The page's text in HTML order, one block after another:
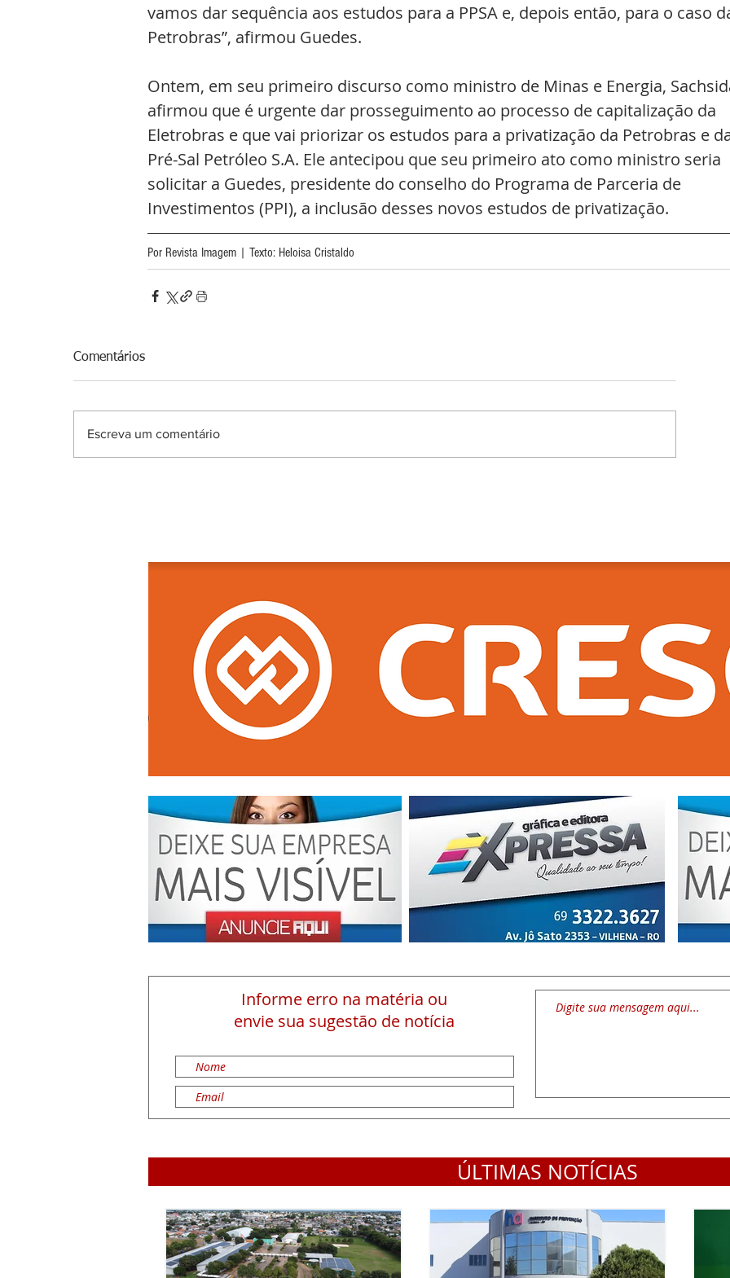
vamos dar sequência aos estudos para a PPSA e, depois então, para o caso
Petrobras”, afirmou Guedes.
Ontem, em seu primeiro discurso como ministro de Minas e Energia,
afirmou que é urgente dar prosseguimento ao processo de capitalização da
Eletrobras e que vai priorizar os estudos para a privatização da Petrobras e
Pré-Sal Petróleo S.A. Ele antecipou que seu primeiro ato como ministro seria
solicitar a Guedes, presidente do conselho do Programa de Parceria de
Investimentos (PPI), a inclusão desses novos estudos de privatização.
Por Revista Imagem | Texto: Heloisa Cristaldo
Comentários
Escreva um comentário
Informe erro na matéria ou
envie sua sugestão de notícia
ÚLTIMAS NOTÍCIAS